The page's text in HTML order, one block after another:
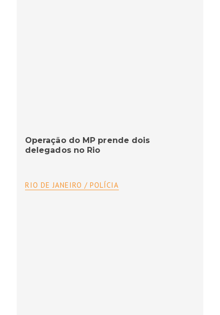
Operação do MP prende dois
delegados no Rio
RIO DE JANEIRO / POLÍCIA